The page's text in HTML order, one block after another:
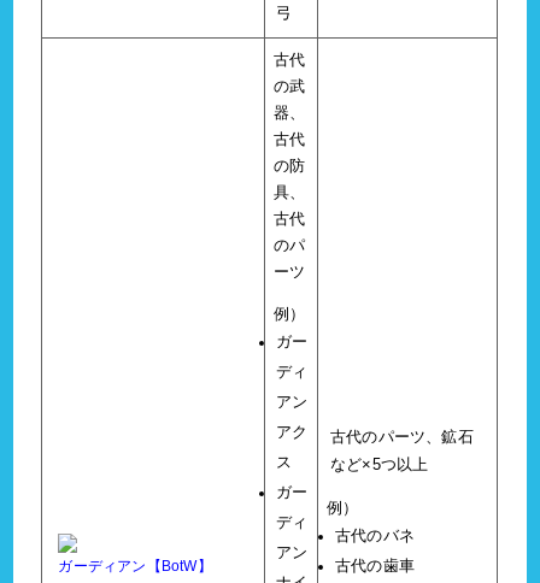
弓
ガーディアン【BotW】
古代
の武
器、
古代
の防
具、
古代
のパ
ーツ
例）
ガー
ディ
アン
アク
ス
ガー
ディ
アン
古代のパーツ、鉱石
など×5つ以上
例）
古代のバネ
古代の歯車